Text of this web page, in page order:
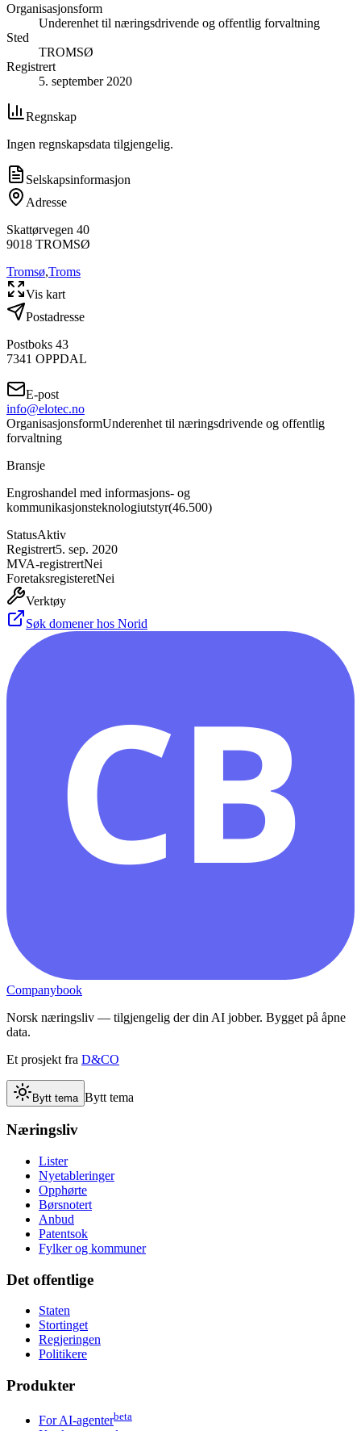
Organisasjonsform
Underenhet til næringsdrivende og offentlig forvaltning
Sted
TROMSØ
Registrert
5. september 2020
Regnskap
Ingen regnskapsdata tilgjengelig.
Selskapsinformasjon
Adresse
Skattørvegen 40
9018 TROMSØ
Tromsø,Troms
Vis kart
Postadresse
Postboks 43
7341 OPPDAL
E-post
info@elotec.no
OrganisasjonsformUnderenhet til næringsdrivende og offentlig
forvaltning
Bransje
Engroshandel med informasjons- og
kommunikasjonsteknologiutstyr(46.500)
StatusAktiv
Registrert5. sep. 2020
MVA-registrertNei
ForetaksregisteretNei
Verktøy
Søk domener hos Norid
CB
Companybook
Norsk næringsliv — tilgjengelig der din AI jobber. Bygget på åpne
data.
Et prosjekt fra D&CO
Bytt tema Bytt tema
Næringsliv
Lister
Nyetableringer
Opphørte
Børsnotert
Anbud
Patentsok
Fylker og kommuner
Det offentlige
Staten
Stortinget
Regjeringen
Politikere
Produkter
For AI-agenterbeta